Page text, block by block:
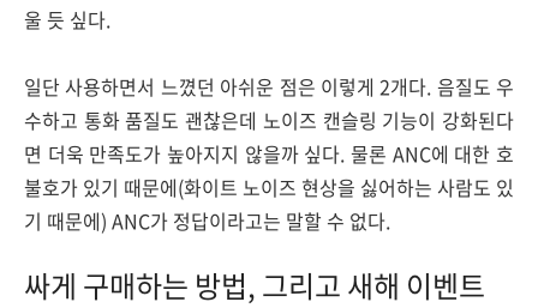
울 듯 싶다.
일단 사용하면서 느꼈던 아쉬운 점은 이렇게 2개다. 음질도 우
수하고 통화 품질도 괜찮은데 노이즈 캔슬링 기능이 강화된다
면 더욱 만족도가 높아지지 않을까 싶다. 물론 ANC에 대한 호
불호가 있기 때문에(화이트 노이즈 현상을 싫어하는 사람도 있
기 때문에) ANC가 정답이라고는 말할 수 없다.
싸게 구매하는 방법, 그리고 새해 이벤트